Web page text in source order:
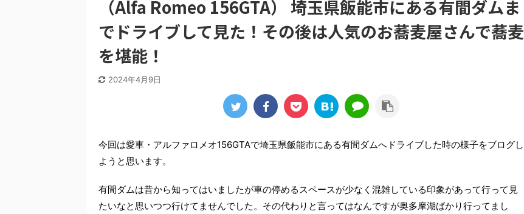
（Alfa Romeo 156GTA） 埼玉県飯能市にある有間ダムま
でドライブして見た！その後は人気のお蕎麦屋さんで蕎麦
を堪能！
2024年4月9日
今回は愛車・アルファロメオ156GTAで埼玉県飯能市にある有間ダムへドライブした時の様子をブログし
ようと思います。
有間ダムは昔から知ってはいましたが車の停めるスペースが少なく混雑している印象があって行って見
たいなと思いつつ行けてませんでした。その代わりと言ってはなんですが奥多摩湖ばかり行ってまし